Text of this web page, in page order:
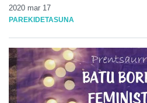
2020 mar 17
PAREKIDETASUNA